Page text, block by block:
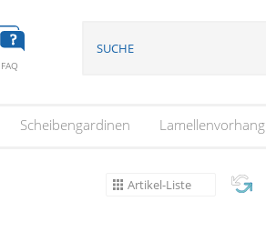
FAQ
Scheibengardinen Lamellenvorhang
Artikel-Liste